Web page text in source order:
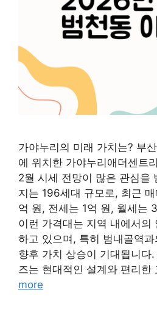
가야누리의 미래 가치는? 부
에 위치한 가야누리애더센트
2월 시세 전망이 많은 관심을
지는 196세대 규모로, 최근
억 원, 전세는 1억 원, 월세는
이런 가격대는 지역 내에서의
하고 있으며, 특히 범내골역
향후 가치 상승이 기대됩니다
즈는 현대적인 설계와 편리한
more